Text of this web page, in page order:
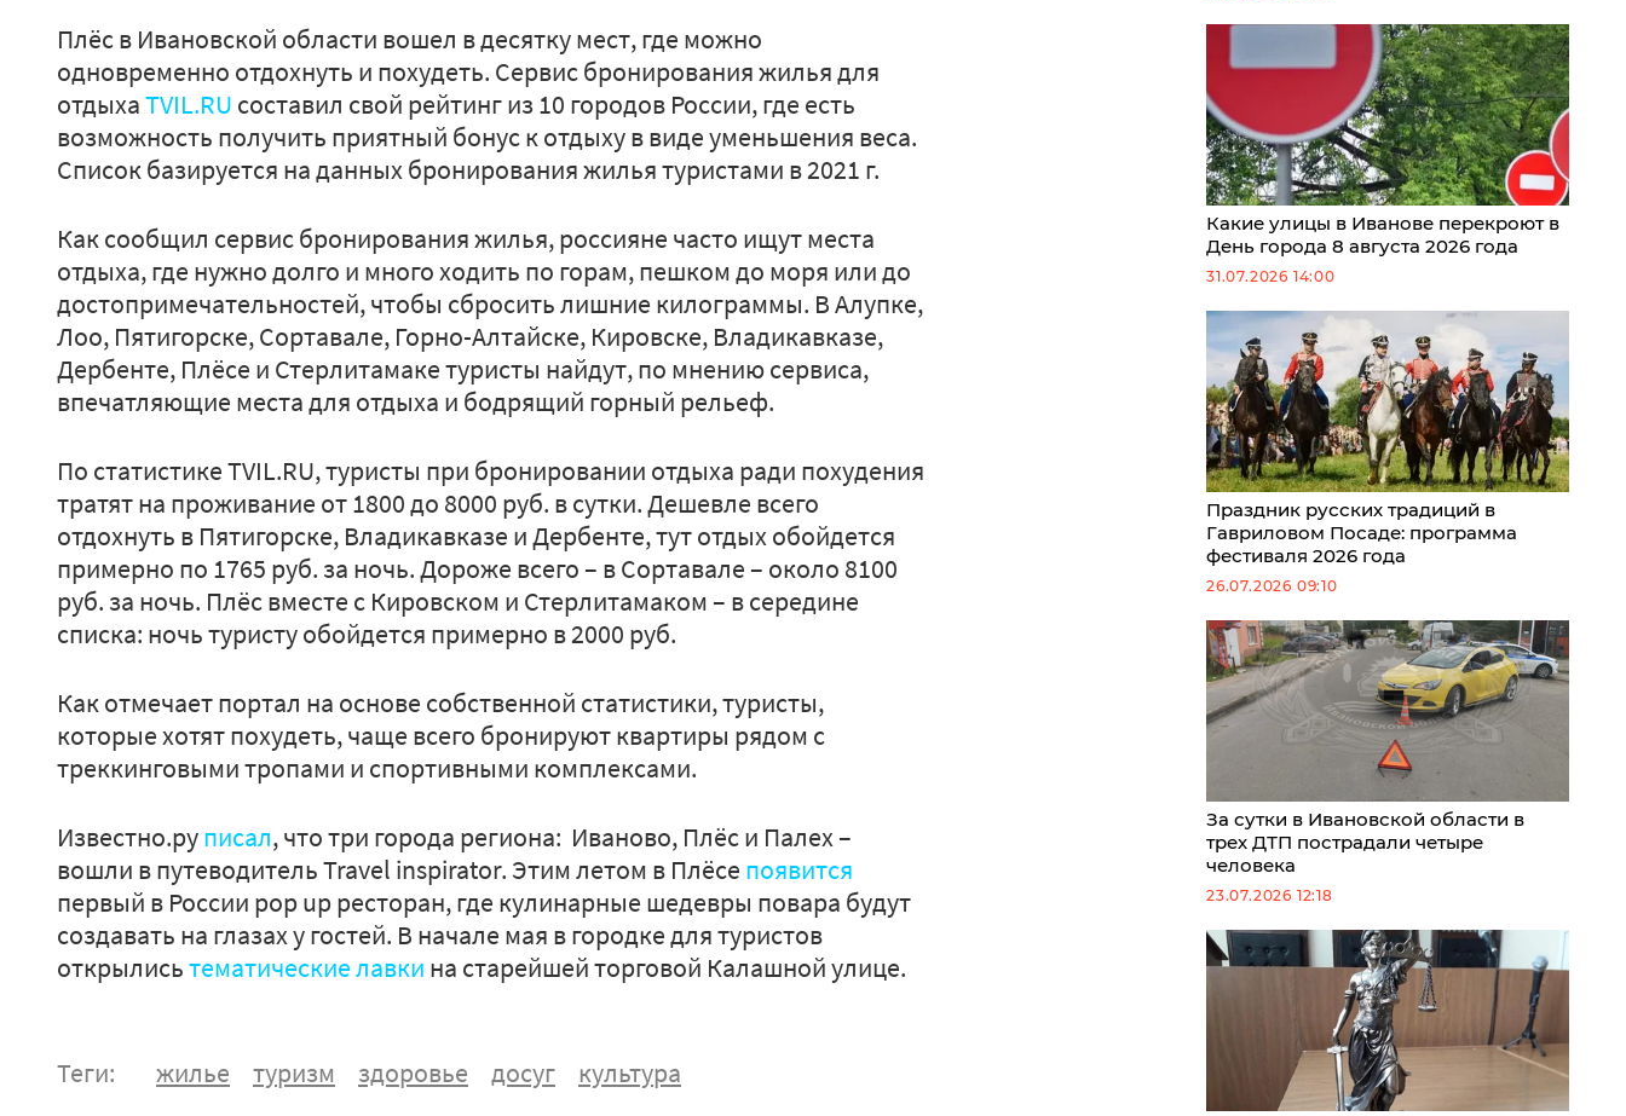
Плёс в Ивановской области вошел в десятку мест, где можно
одновременно отдохнуть и похудеть. Сервис бронирования жилья для
отдыхаTVIL.RU составил свой рейтинг из 10 городов России, где есть
возможность получить приятный бонус к отдыху в виде уменьшения веса.
Список базируется на данных бронирования жилья туристами в 2021 г.
Как сообщил сервис бронирования жилья, россияне часто ищут места
отдыха, где нужно долго и много ходить по горам, пешком до моря или до
достопримечательностей, чтобы сбросить лишние килограммы. В Алупке,
Лоо, Пятигорске, Сортавале, Горно-Алтайске, Кировске, Владикавказе,
Дербенте, Плёсе и Стерлитамаке туристы найдут, по мнению сервиса,
впечатляющие места для отдыха и бодрящий горный рельеф.
По статистике TVIL.RU, туристы при бронировании отдыха ради похудения
тратят на проживание от 1800 до 8000 руб. в сутки. Дешевле всего
отдохнуть в Пятигорске, Владикавказе и Дербенте, тут отдых обойдется
примерно по 1765 руб. за ночь. Дороже всего – в Сортавале – около 8100
руб. за ночь. Плёс вместе с Кировском и Стерлитамаком – в середине
списка: ночь туристу обойдется примерно в 2000 руб.
Как отмечает портал на основе собственной статистики, туристы,
которые хотят похудеть, чаще всего бронируют квартиры рядом с
треккинговыми тропами и спортивными комплексами.
Известно.руписал, что три города региона: Иваново, Плёс и Палех –
вошли в путеводитель Travel inspirator. Этим летом в Плёсе появится
первый в России pop up ресторан, где кулинарные шедевры повара будут
создавать на глазах у гостей. В начале мая в городке для туристов
открылисьтематические лавки на старейшей торговой Калашной улице.
Теги: жилье туризм здоровье досуг культура
Какие улицы в Иванове перекроют в
День города 8 августа 2026 года
31.07.2026 14:00
Праздник русских традиций в
Гавриловом Посаде: программа
фестиваля 2026 года
26.07.2026 09:10
За сутки в Ивановской области в
трех ДТП пострадали четыре
человека
23.07.2026 12:18